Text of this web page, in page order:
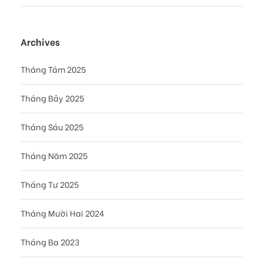
Archives
Tháng Tám 2025
Tháng Bảy 2025
Tháng Sáu 2025
Tháng Năm 2025
Tháng Tư 2025
Tháng Mười Hai 2024
Tháng Ba 2023